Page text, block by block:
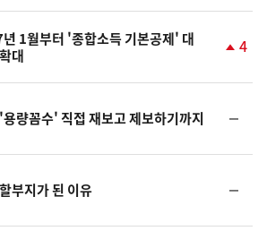
1월부터 '종합소득 기본공제' 대
대
4
량꼼수' 직접 재보고 제보하기까지
일
부지가 된 이유
일